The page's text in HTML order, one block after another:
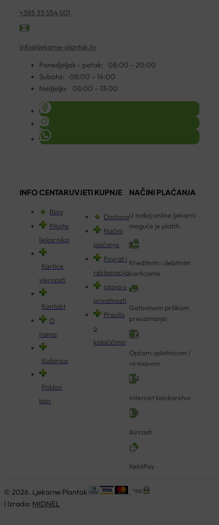
+385 33 554 001
info@ljekarne-plantak.hr
Ponedjeljak - petak:
08:00 – 20:00
Subota:
08:00 – 14:00
Nedjelja:
08:00 – 13:00
INFO CENTAR
Blog
Pitajte
ljekarnika
Kartice
vjernosti
Kontakt
O
nama
Košarica
Poklon
bon
UVJETI KUPNJE
Dostava
Načini
plaćanja
Povrat i
reklamacija
Izjava o
privatnosti
Pravila
o
kolačićima
NAČINI PLAĆANJA
U našoj online ljekarni
moguće je platiti:
Kreditnim i debitnim
karticama
Gotovinom prilikom
preuzimanja
Općom uplatnicom /
virmanom
Internet bankarstvo
Aircash
KeksPay
© 2026. Ljekarne Plantak
| Izrada: MIDNEL